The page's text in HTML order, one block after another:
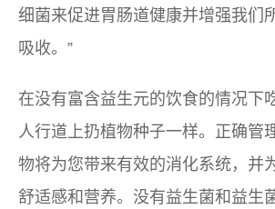
细菌来促进胃肠道健康并增强我们
吸收。”
在没有富含益生元的饮食的情况下
人行道上扔植物种子一样。正确管
物将为您带来有效的消化系统，并
舒适感和营养。没有益生菌和益生